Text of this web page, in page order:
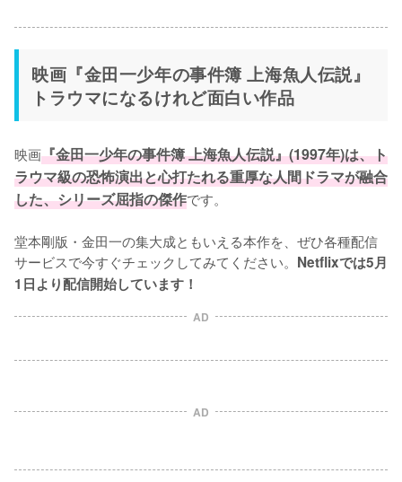
映画『金田一少年の事件簿 上海魚人伝説』
トラウマになるけれど面白い作品
映画『金田一少年の事件簿 上海魚人伝説』(1997年)は、ト
ラウマ級の恐怖演出と心打たれる重厚な人間ドラマが融合
した、シリーズ屈指の傑作です。
堂本剛版・金田一の集大成ともいえる本作を、ぜひ各種配信
サービスで今すぐチェックしてみてください。 Netflixでは5月
1日より配信開始しています！
AD
AD